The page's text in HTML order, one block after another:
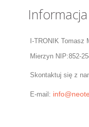
I-TRONIK Tomasz
Mierzyn NIP:852-
Skontaktuj się z
E-mail: